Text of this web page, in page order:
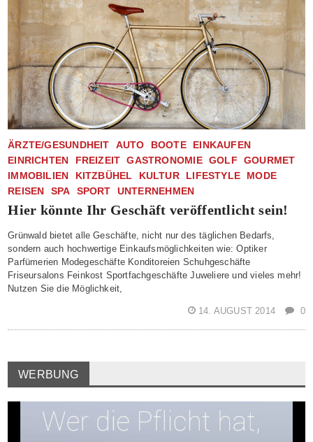
ÄRZTE/GESUNDHEIT AUTO BOOTE
EINKAUFEN
EINRICHTEN
FREIZEIT GASTRONOMIE GOLF
GOURMET
IMMOBILIEN
KITZBÜHEL KULTUR LIFESTYLE
MODE
REISEN
SPA SPORT UNTERNEHMEN
Hier könnte Ihr Geschäft veröffentlicht sein!
Grünwald bietet alle Geschäfte, nicht nur des täglichen Bedarfs,
sondern auch hochwertige Einkaufsmöglichkeiten wie: Optiker
Parfümerien Modegeschäfte Konditoreien Schuhgeschäfte
Friseursalons Feinkost Sportfachgeschäfte Juweliere und vieles mehr!
Nutzen Sie die Möglichkeit,
14. AUGUST 2014 0
WERBUNG